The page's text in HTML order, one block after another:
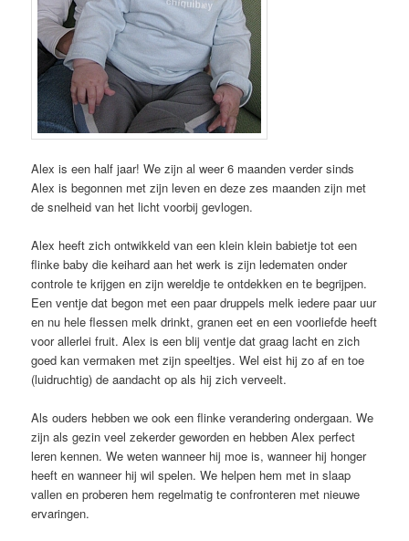
Alex is een half jaar! We zijn al weer 6 maanden verder sinds
Alex is begonnen met zijn leven en deze zes maanden zijn met
de snelheid van het licht voorbij gevlogen.
Alex heeft zich ontwikkeld van een klein klein babietje tot een
flinke baby die keihard aan het werk is zijn ledematen onder
controle te krijgen en zijn wereldje te ontdekken en te begrijpen.
Een ventje dat begon met een paar druppels melk iedere paar uur
en nu hele flessen melk drinkt, granen eet en een voorliefde heeft
voor allerlei fruit. Alex is een blij ventje dat graag lacht en zich
goed kan vermaken met zijn speeltjes. Wel eist hij zo af en toe
(luidruchtig) de aandacht op als hij zich verveelt.
Als ouders hebben we ook een flinke verandering ondergaan. We
zijn als gezin veel zekerder geworden en hebben Alex perfect
leren kennen. We weten wanneer hij moe is, wanneer hij honger
heeft en wanneer hij wil spelen. We helpen hem met in slaap
vallen en proberen hem regelmatig te confronteren met nieuwe
ervaringen.